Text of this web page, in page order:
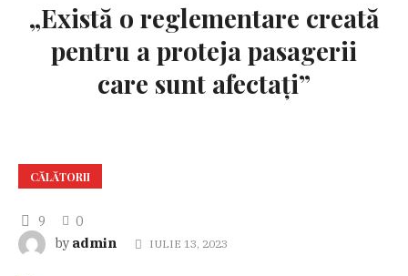
„Există o reglementare creată
pentru a proteja pasagerii
care sunt afectați”
CĂLĂTORII
9
0
by admin IULIE 13, 2023